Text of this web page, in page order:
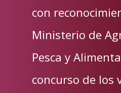
con
Ministerio de
Pesca y
concurso de los